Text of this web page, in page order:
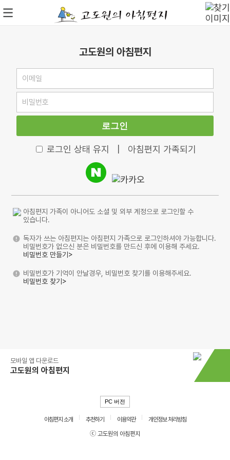
고도원의 아침편지
로그인
로그인 상태 유지 아침편지 가족되기
아침편지 가족이 아니어도 소셜 및 외부 계정으로 로그인할 수
있습니다.
독자가 쓰는 아침편지는 아침편지 가족으로 로그인하셔야 가능합니다.
비밀번호가 없으신 분은 비밀번호를 만드신 후에 이용해 주세요.
비밀번호 만들기>
비밀번호가 기억이 안날경우, 비밀번호 찾기를 이용해주세요.
비밀번호 찾기>
모바일 앱 다운로드
고도원의 아침편지
PC 버전
아침편지 소개 추천하기 이용약관
개인정보 처리방침
ⓒ 고도원의 아침편지